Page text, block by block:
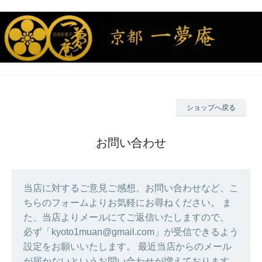
ショップへ戻る
お問い合わせ
当店に対するご意見ご感想、お問い合わせなど、こ
ちらのフォームよりお気軽にお尋ねください。 ま
た、当店よりメールにてご返信いたしますので、
必ず「kyoto1muan@gmail.com」が受信できるよう
設定をお願いいたします。 最近当店からのメール